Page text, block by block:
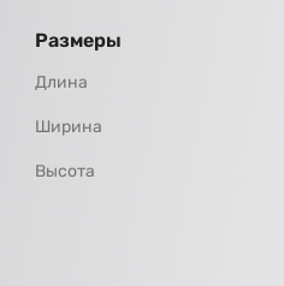
Размеры
Длина
Ширина
Высота